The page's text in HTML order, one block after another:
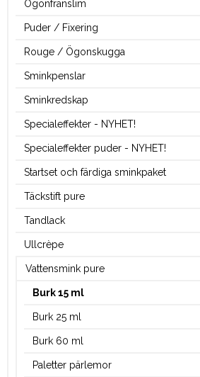
Ögonfranslim
Puder / Fixering
Rouge / Ögonskugga
Sminkpenslar
Sminkredskap
Specialeffekter - NYHET!
Specialeffekter puder - NYHET!
Startset och färdiga sminkpaket
Täckstift pure
Tandlack
Ullcrèpe
Vattensmink pure
Burk 15 ml
Burk 25 ml
Burk 60 ml
Paletter pärlemor